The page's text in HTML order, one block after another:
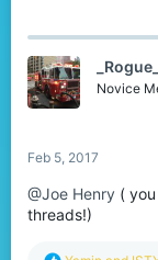
Novice
Feb 5, 2017
@Joe Henry (
threads!)